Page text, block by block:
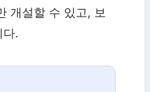
개설할 수 있고, 보
다.